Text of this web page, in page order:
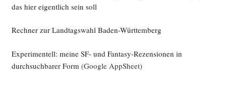
das hier eigentlich sein soll
Rechner zur Landtagswahl Baden-Württemberg
Experimentell: meine SF- und Fantasy-Rezensionen in
durchsuchbarer Form (Google AppSheet)